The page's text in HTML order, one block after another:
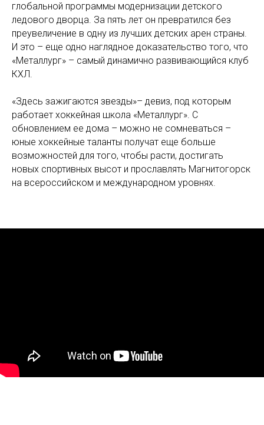
глобальной программы модернизации детского
ледового дворца. За пять лет он превратился без
преувеличение в одну из лучших детских арен страны.
И это – еще одно наглядное доказательство того, что
«Металлург» – самый динамично развивающийся клуб
КХЛ.
«Здесь зажигаются звезды»– девиз, под которым
работает хоккейная школа «Металлург». С
обновлением ее дома – можно не сомневаться –
юные хоккейные таланты получат еще больше
возможностей для того, чтобы расти, достигать
новых спортивных высот и прославлять Магнитогорск
на всероссийском и международном уровнях.